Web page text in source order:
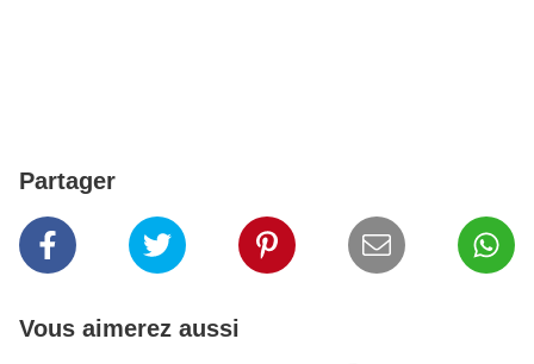
Partager
Vous aimerez aussi